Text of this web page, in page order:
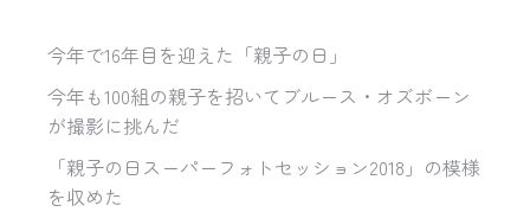
今年で16年目を迎えた「親子の日」
今年も100組の親子を招いてブルース・オズボーン
が撮影に挑んだ
「親子の日スーパーフォトセッション2018」の模様
を収めた